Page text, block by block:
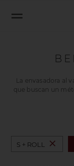
La envasadora al
que buscan un
S + ROLL close